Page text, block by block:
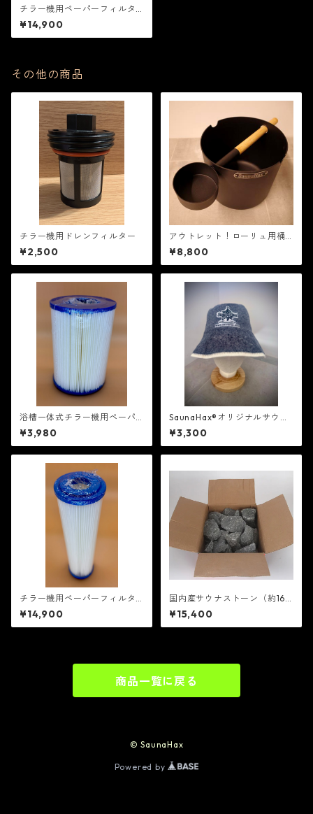
チラー機用ペーパーフィルタ
ー5個セット
¥14,900
その他の商品
チラー機用ドレンフィルター
¥2,500
アウトレット！ローリュ用桶
＆柄杓セット（SaunaHaxオリ
ジナル）
¥8,800
浴槽一体式チラー機用ペーパ
ーフィルター
¥3,980
SaunaHax®オリジナルサウナ
ハット：フエルト生地
¥3,300
チラー機用ペーパーフィルタ
ー5個セット
¥14,900
国内産サウナストーン（約16
～18kg）
¥15,400
商品一覧に戻る
© SaunaHax
Powered by